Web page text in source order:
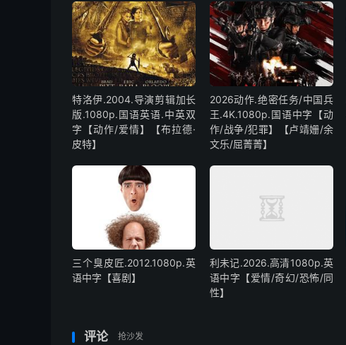
特洛伊.2004.导演剪辑加长
版.1080p.国语英语.中英双
字【动作/爱情】【布拉德·
皮特】
2026动作.绝密任务/中国兵
王.4K.1080p.国语中字【动
作/战争/犯罪】【卢靖姗/余
文乐/屈菁菁】
三个臭皮匠.2012.1080p.英
语中字【喜剧】
利未记.2026.高清1080p.英
语中字【爱情/奇幻/恐怖/同
性】
评论 抢沙发